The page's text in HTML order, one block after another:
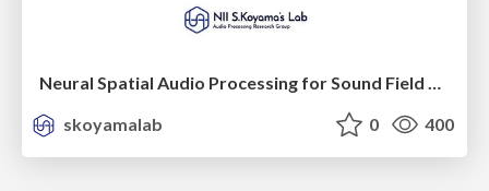
Neural Spatial Audio Processing for Sound Field Analysis and Control
skoyamalab
0 400